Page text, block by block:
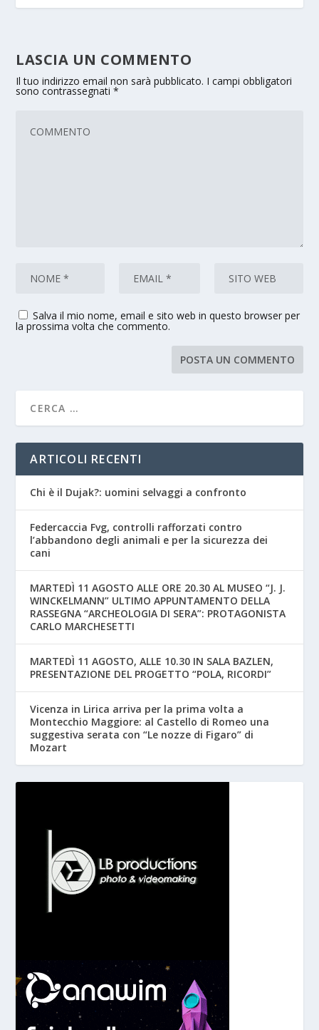
LASCIA UN COMMENTO
Il tuo indirizzo email non sarà pubblicato. I campi obbligatori
sono contrassegnati*
Salva il mio nome, email e sito web in questo browser per
la prossima volta che commento.
ARTICOLI RECENTI
Chi è il Dujak?: uomini selvaggi a confronto
Federcaccia Fvg, controlli rafforzati contro
l’abbandono degli animali e per la sicurezza dei
cani
MARTEDÌ 11 AGOSTO ALLE ORE 20.30 AL MUSEO “J. J.
WINCKELMANN” ULTIMO APPUNTAMENTO DELLA
RASSEGNA “ARCHEOLOGIA DI SERA”: PROTAGONISTA
CARLO MARCHESETTI
MARTEDÌ 11 AGOSTO, ALLE 10.30 IN SALA BAZLEN,
PRESENTAZIONE DEL PROGETTO “POLA, RICORDI”
Vicenza in Lirica arriva per la prima volta a
Montecchio Maggiore: al Castello di Romeo una
suggestiva serata con “Le nozze di Figaro” di
Mozart